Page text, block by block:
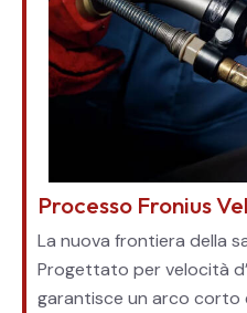
Processo Fronius
La nuova frontiera della
Progettato per velocità
garantisce un arco corto